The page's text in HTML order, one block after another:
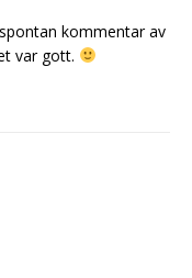
kommentar av
var gott.